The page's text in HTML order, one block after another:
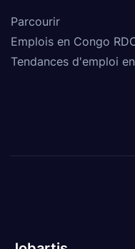
Parcourir
Emplois en Congo
Tendances d'emploi